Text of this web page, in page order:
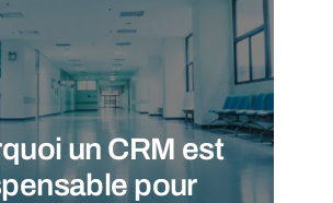
un CRM est
pour